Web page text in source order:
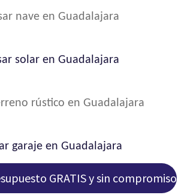
nave en Guadalajara
solar en Guadalajara
rústico en Guadalajara
garaje en Guadalajara
GRATIS y sin compromiso